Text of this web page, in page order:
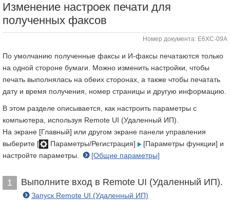
Изменение настроек печати для
полученных факсов
Номер документа: E6XC-09A
По умолчанию полученные факсы и И-факсы печатаются только
на одной стороне бумаги. Можно изменить настройки, чтобы
печать выполнялась на обеих сторонах, а также чтобы печатать
дату и время получения, номер страницы и другую информацию.
В этом разделе описывается, как настроить параметры с
компьютера, используя Remote UI (Удаленный ИП).
На экране [Главный] или другом экране панели управления
выберите [
Параметры/Регистрация]
[Параметры функции] и
настройте параметры.
[Общие параметры]
1 Выполните вход в Remote UI (Удаленный ИП).
Запуск Remote UI (Удаленный ИП)